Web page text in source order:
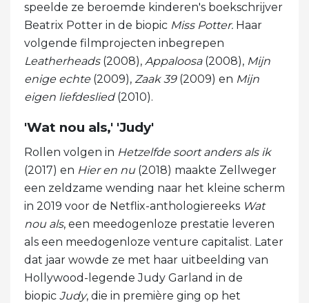
speelde ze beroemde kinderen's boekschrijver
Beatrix Potter in de biopic Miss Potter. Haar
volgende filmprojecten inbegrepen
Leatherheads (2008), Appaloosa(2008), Mijn
enige echte(2009), Zaak 39(2009) en Mijn
eigen liefdeslied(2010).
'Wat nou als,' 'Judy'
Rollen volgen in Hetzelfde soort anders als ik
(2017) en Hier en nu (2018) maakte Zellweger
een zeldzame wending naar het kleine scherm
in 2019 voor de Netflix-anthologiereeks Wat
nou als, een meedogenloze prestatie leveren
als een meedogenloze venture capitalist. Later
dat jaar wowde ze met haar uitbeelding van
Hollywood-legende Judy Garland in de
biopic Judy, die in première ging op het